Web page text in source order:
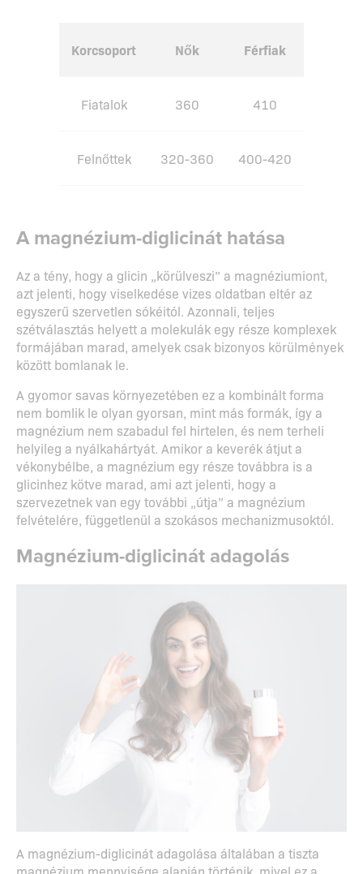
Korcsoport Nők Férfiak
Fiatalok 360 410
Felnőttek 320-360 400-420
A magnézium-diglicinát hatása
Az a tény, hogy a glicin „körülveszi” a magnéziumiont,
azt jelenti, hogy viselkedése vizes oldatban eltér az
egyszerű szervetlen sókéitól. Azonnali, teljes
szétválasztás helyett a molekulák egy része komplexek
formájában marad, amelyek csak bizonyos körülmények
között bomlanak le.
A gyomor savas környezetében ez a kombinált forma
nem bomlik le olyan gyorsan, mint más formák, így a
magnézium nem szabadul fel hirtelen, és nem terheli
helyileg a nyálkahártyát. Amikor a keverék átjut a
vékonybélbe, a magnézium egy része továbbra is a
glicinhez kötve marad, ami azt jelenti, hogy a
szervezetnek van egy további „útja” a magnézium
felvételére, függetlenül a szokásos mechanizmusoktól.
Magnézium-diglicinát adagolás
A magnézium-diglicinát adagolása általában a tiszta